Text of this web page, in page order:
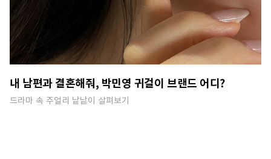
내 남편과 결혼해줘, 박민영 귀걸이 브랜드 어디?
드라마 속 주얼리 낱낱이 살펴보기